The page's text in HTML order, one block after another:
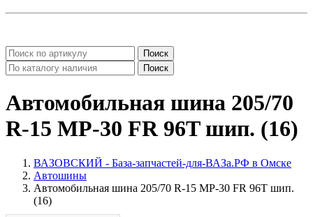
Поиск
Поиск
Автомобильная шина 205/70
R-15 МР-30 FR 96T шип. (16)
ВАЗОВСКИЙ - База-запчастей-для-ВАЗа.РФ в Омске
Автошины
Автомобильная шина 205/70 R-15 МР-30 FR 96T шип.
(16)